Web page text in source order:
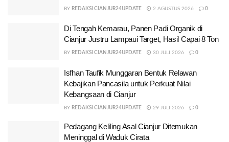
BY REDAKSI CIANJUR24UPDATE 2 AGUSTUS 2026 0
Di Tengah Kemarau, Panen Padi Organik di
Cianjur Justru Lampaui Target, Hasil Capai 8 Ton
BY REDAKSI CIANJUR24UPDATE 30 JULI 2026 0
Isfhan Taufik Munggaran Bentuk Relawan
Kebajikan Pancasila untuk Perkuat Nilai
Kebangsaan di Cianjur
BY REDAKSI CIANJUR24UPDATE 29 JULI 2026 0
Pedagang Keliling Asal Cianjur Ditemukan
Meninggal di Waduk Cirata